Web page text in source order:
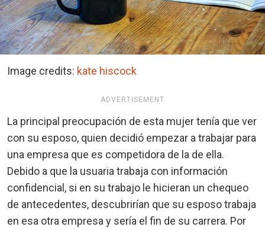
Image credits: kate hiscock
ADVERTISEMENT
La principal preocupación de esta mujer tenía que ver
con su esposo, quien decidió empezar a trabajar para
una empresa que es competidora de la de ella.
Debido a que la usuaria trabaja con información
confidencial, si en su trabajo le hicieran un chequeo
de antecedentes, descubrirían que su esposo trabaja
en esa otra empresa y sería el fin de su carrera. Por